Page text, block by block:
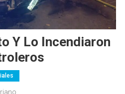
Y Lo Incendiaron